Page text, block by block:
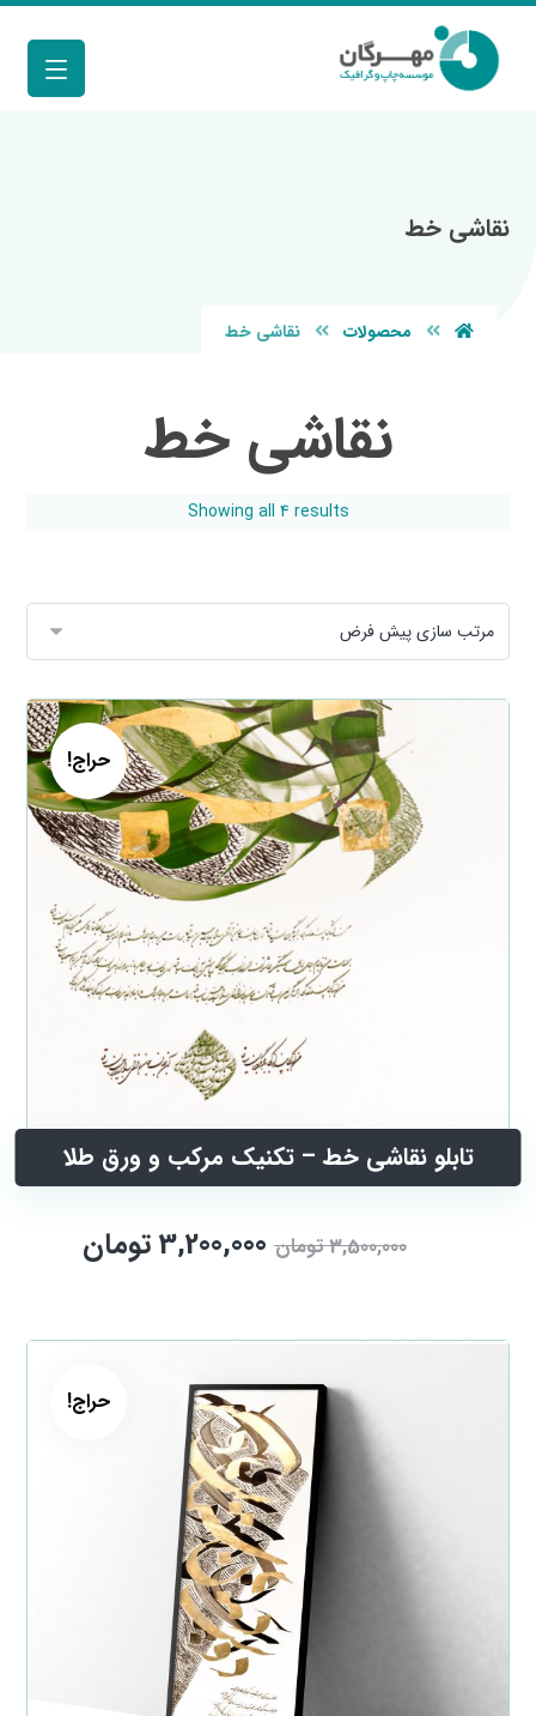
نقاشی خط
محصولات نقاشی خط
نقاشی خط
Showing all 4 results
تابلو نقاشی خط – تکنیک مرکب و ورق طلا
3,500,000تومان 3,200,000تومان
حراج!
حراج!